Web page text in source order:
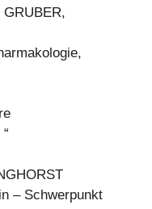
– Schwerpunkt